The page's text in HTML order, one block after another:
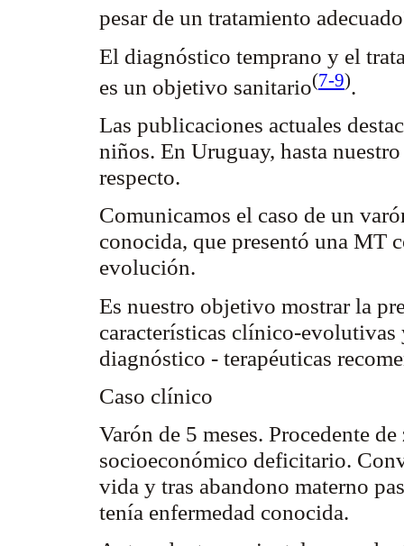
pesar de un tratamiento adecuado
El diagnóstico temprano y el
es un objetivo sanitario(7-9).
Las publicaciones actuales
niños. En Uruguay, hasta
respecto.
Comunicamos el caso de un
conocida, que presentó una MT
evolución.
Es nuestro objetivo mostrar la
características clínico-evolutivas
diagnóstico - terapéuticas
Caso clínico
Varón de 5 meses. Procedente
socioeconómico deficitario.
vida y tras abandono materno
tenía enfermedad conocida.